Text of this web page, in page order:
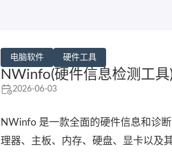
电脑软件 硬件工具
NWinfo(硬件信息检测工
2026-06-03
NWinfo 是一款全面的硬件信息和诊
理器、主板、内存、硬盘、显卡以及